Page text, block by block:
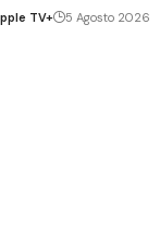
TV+ 5 Agosto 2026